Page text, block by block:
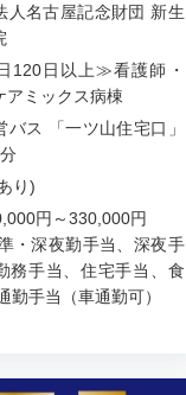
人名古屋記念財団 新生
120日以上≫看護師・
アミックス病棟
バス 「一ツ山住宅口」
り)
円～330,000円
・深夜勤手当、深夜手
務手当、住宅手当、食
勤手当（車通勤可）